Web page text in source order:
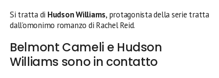
Si tratta di Hudson Williams, protagonista della serie tratta
dall’omonimo romanzo di Rachel Reid.
Belmont Cameli e Hudson
Williams sono in contatto